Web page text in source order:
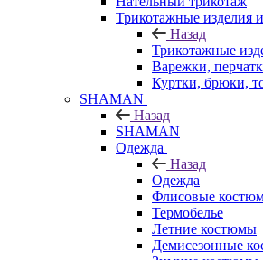
Трикотажные изделия
Назад
Трикотажные
Варежки,
Куртки, брюки,
SHAMAN
Назад
SHAMAN
Одежда
Назад
Одежда
Флисовые
Термобелье
Летние костюмы
Демисезонные